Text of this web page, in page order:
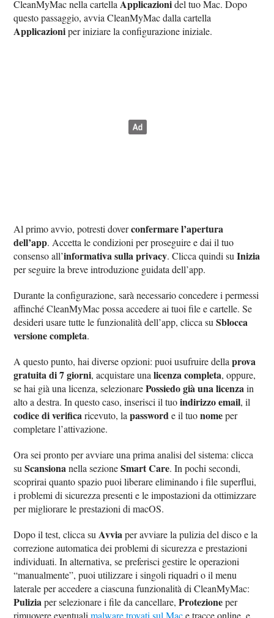
CleanMyMac nella cartella Applicazionidel tuo Mac. Dopo
questo passaggio, avvia CleanMyMac dalla cartella
Applicazioniper iniziare la configurazione iniziale.
Al primo avvio, potresti doverconfermare l’apertura
dell’app. Accetta le condizioni per proseguire e dai il tuo
consenso all’informativa sulla privacy. Clicca quindi suInizia
per seguire la breve introduzione guidata dell’app.
Durante la configurazione, sarà necessario concedere i permessi
affinché CleanMyMac possa accedere ai tuoi file e cartelle. Se
desideri usare tutte le funzionalità dell’app, clicca suSblocca
versione completa.
A questo punto, hai diverse opzioni: puoi usufruire dellaprova
gratuita di 7 giorni, acquistare unalicenza completa, oppure,
se hai già una licenza, selezionarePossiedo già una licenzain
alto a destra. In questo caso, inserisci il tuoindirizzo email, il
codice di verificaricevuto, lapassworde il tuonomeper
completare l’attivazione.
Ora sei pronto per avviare una prima analisi del sistema: clicca
suScansionanella sezioneSmart Care. In pochi secondi,
scoprirai quanto spazio puoi liberare eliminando i file superflui,
i problemi di sicurezza presenti e le impostazioni da ottimizzare
per migliorare le prestazioni di macOS.
Dopo il test, clicca su Avviaper avviare la pulizia del disco e la
correzione automatica dei problemi di sicurezza e prestazioni
individuati. In alternativa, se preferisci gestire le operazioni
“manualmente”, puoi utilizzare i singoli riquadri o il menu
laterale per accedere a ciascuna funzionalità di CleanMyMac:
Puliziaper selezionare i file da cancellare,Protezioneper
rimuovere eventualimalware trovati sul Mace tracce online, e